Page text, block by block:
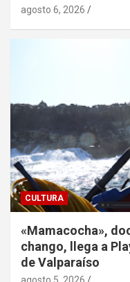
agosto 6, 2026
CULTURA
«Mamacocha»,
chango, llega a
de Valparaíso